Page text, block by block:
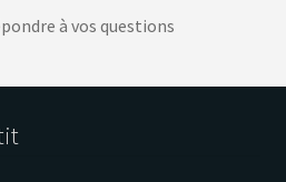
à vos questions